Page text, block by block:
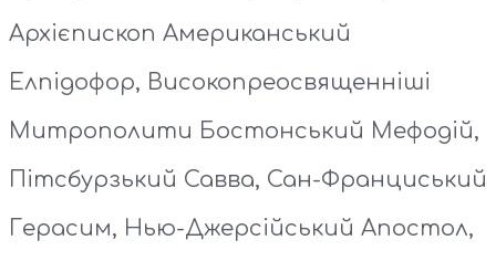
Архієпископ Американський
Елпідофор, Високопреосвященніші
Митрополити Бостонський Мефодій,
Пітсбурзький Савва, Сан-Франциський
Герасим, Нью-Джерсійський Апостол,